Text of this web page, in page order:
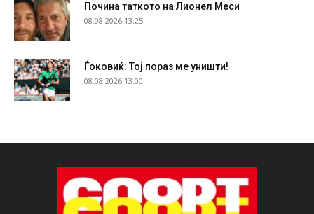
Почина таткото на Лионел Меси
08.08.2026 13:25
Ѓоковиќ: Тој пораз ме уништи!
08.08.2026 13:00